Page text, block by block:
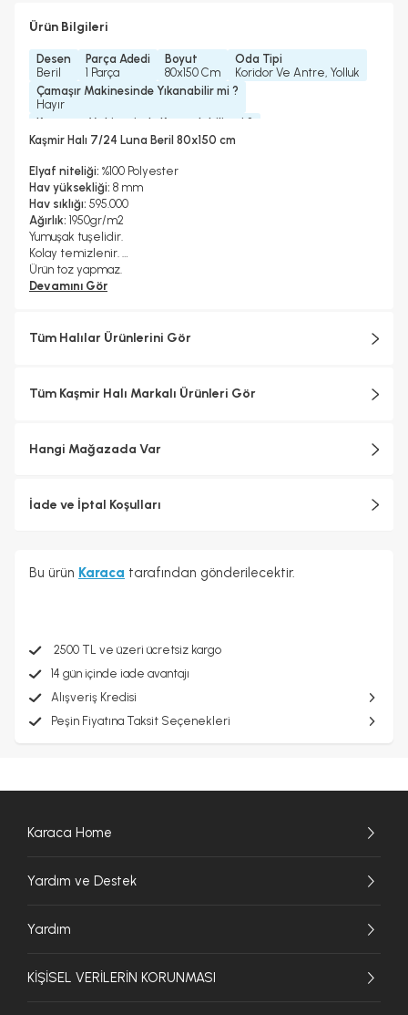
Ürün Bilgileri
Desen
Beril
Parça Adedi
1 Parça
Boyut
80x150 Cm
Oda Tipi
Koridor Ve Antre, Yolluk
Çamaşır Makinesinde Yıkanabilir mi ?
Hayır
Kurutma Makinesinde Kurutulabilir mi ?
Hayır
Hayır
Halı Metrekare (M2)
1, 2
Kaşmir Halı 7/24 Luna Beril 80x150 cm
Elyaf niteliği: %100 Polyester
Hav yüksekliği: 8 mm
Hav sıklığı: 595.000
Ağırlık: 1950gr/m2
Yumuşak tuşelidir.
Kolay temizlenir.
Ürün toz yapmaz.
Devamını Gör
Tüm Halılar Ürünlerini Gör
Tüm Kaşmir Halı Markalı Ürünleri Gör
Hangi Mağazada Var
İade ve İptal Koşulları
Bu ürün Karaca tarafından gönderilecektir.
2500 TL ve üzeri ücretsiz kargo
14 gün içinde iade avantajı
Alışveriş Kredisi
Peşin Fiyatına Taksit Seçenekleri
Karaca Home
Yardım ve Destek
Yardım
KİŞİSEL VERİLERİN KORUNMASI